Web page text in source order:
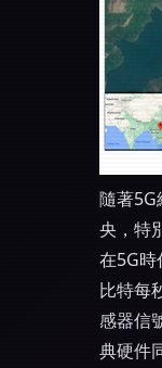
隨著5G
央，特
在5G
比特每
感器信
典硬件